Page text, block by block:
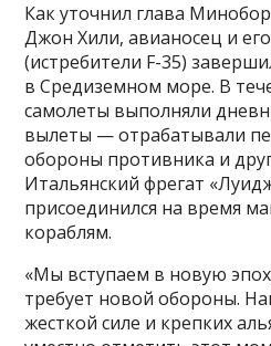
Как уточнил глава
Джон Хили, авианосец и
(истребители F-35)
в Средиземном море. В
самолеты выполняли
вылеты — отрабатывали
обороны противника и
Итальянский фрегат
присоединился на время
кораблям.
«Мы вступаем в новую
требует новой обороны.
жесткой силе и крепких